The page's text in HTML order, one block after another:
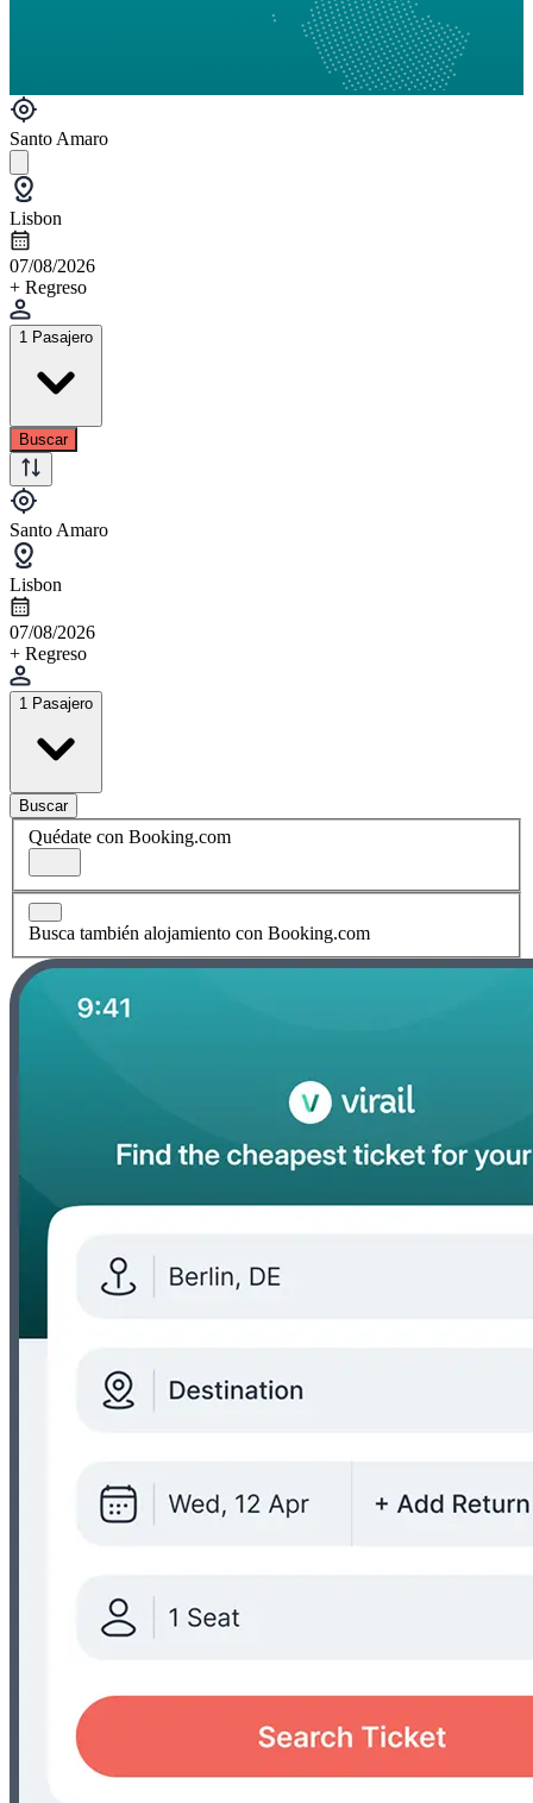
Santo Amaro
Lisbon
07/08/2026
+ Regreso
1 Pasajero
Buscar
Santo Amaro
Lisbon
07/08/2026
+ Regreso
1 Pasajero
Buscar
Quédate con Booking.com
Busca también alojamiento con Booking.com